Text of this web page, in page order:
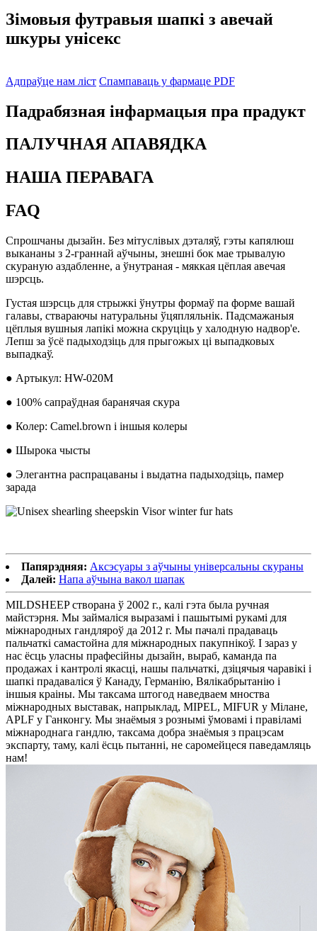
Зімовыя футравыя шапкі з авечай
шкуры унісекс
Адпраўце нам ліст Спампаваць у фармаце PDF
Падрабязная інфармацыя пра прадукт
ПАЛУЧНАЯ АПАВЯДКА
НАША ПЕРАВАГА
FAQ
Спрошчаны дызайн. Без мітуслівых дэталяў, гэты капялюш
выкананы з 2-граннай аўчыны, знешні бок мае трывалую
скураную аздабленне, а ўнутраная - мяккая цёплая авечая
шэрсць.
Густая шэрсць для стрыжкі ўнутры формаў па форме вашай
галавы, ствараючы натуральны ўцяпляльнік. Падсмажаныя
цёплыя вушныя лапікі можна скруціць у халодную надвор'е.
Лепш за ўсё падыходзіць для прыгожых ці выпадковых
выпадкаў.
● Артыкул: HW-020M
● 100% сапраўдная баранячая скура
● Колер: Camel.brown і іншыя колеры
● Шырока чысты
● Элегантна распрацаваны і выдатна падыходзіць, памер
зарада
Папярэдняя: Аксэсуары з аўчыны універсальны скураны
Далей: Напа аўчына вакол шапак
MILDSHEEP створана ў 2002 г., калі гэта была ручная
майстэрня. Мы займаліся выразамі і пашытымі рукамі для
міжнародных гандляроў да 2012 г. Мы пачалі прадаваць
пальчаткі самастойна для міжнародных пакупнікоў. І зараз у
нас ёсць уласны прафесійны дызайн, выраб, каманда па
продажах і кантролі якасці, нашы пальчаткі, дзіцячыя чаравікі і
шапкі прадаваліся ў Канаду, Германію, Вялікабрытанію і
іншыя краіны. Мы таксама штогод наведваем мноства
міжнародных выставак, напрыклад, MIPEL, MIFUR у Мілане,
APLF у Ганконгу. Мы знаёмыя з рознымі ўмовамі і правіламі
міжнароднага гандлю, таксама добра знаёмыя з працэсам
экспарту, таму, калі ёсць пытанні, не саромейцеся паведамляць
нам!